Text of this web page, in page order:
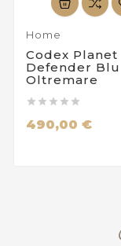
Home
Codex Planet
Defender Blu
Oltremare
    
490,00 €